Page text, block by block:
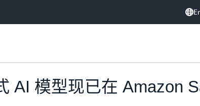
AI 模型现已在 Amazon